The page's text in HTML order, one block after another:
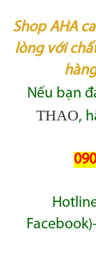
Shop AHA
lòng với
Nếu bạn
THAO,